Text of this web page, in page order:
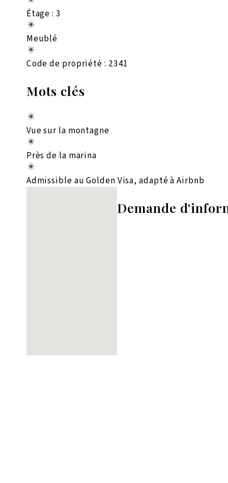
Étage : 3
Meublé
Code de propriété : 2341
Mots clés
Vue sur la montagne
Près de la marina
Admissible au Golden Visa, adapté à Airbnb
Demande